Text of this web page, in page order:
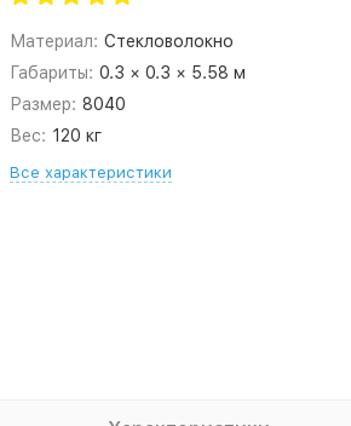
Материал: Стекловолокно
Габариты: 0.3 × 0.3 × 5.58 м
Размер: 8040
Вес: 120 кг
Все характеристики